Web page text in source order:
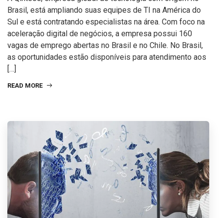
Brasil, está ampliando suas equipes de TI na América do
Sul e está contratando especialistas na área. Com foco na
aceleração digital de negócios, a empresa possui 160
vagas de emprego abertas no Brasil e no Chile. No Brasil,
as oportunidades estão disponíveis para atendimento aos
[…]
READ MORE